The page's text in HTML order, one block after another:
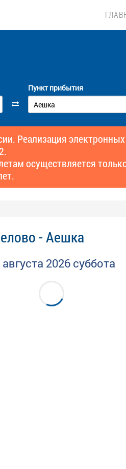
Пункт прибытия
Реализация
осуществляется
- Аешка
2026 суббота